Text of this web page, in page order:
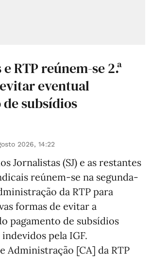
RTP reúnem-se 2.ª
eventual
de subsídios
2026, 14:22
Jornalistas (SJ) e as restantes
reúnem-se na segunda-
da RTP para
formas de evitar a
pagamento de subsídios
pela IGF.
Administração [CA] da RTP